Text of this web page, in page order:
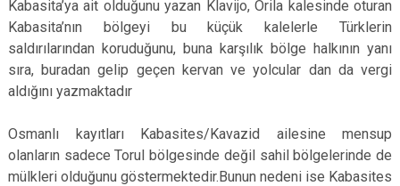
Kabasita’ya ait olduğunu yazan Klavijo, Orila kalesinde oturan
Kabasita’nın bölgeyi bu küçük kalelerle Türklerin
saldırılarından koruduğunu, buna karşılık bölge halkının yanı
sıra, buradan gelip geçen kervan ve yolcular dan da vergi
aldığını yazmaktadır
Osmanlı kayıtları Kabasites/Kavazid ailesine mensup
olanların sadece Torul bölgesinde değil sahil bölgelerinde de
mülkleri olduğunu göstermektedir.Bunun nedeni ise Kabasites